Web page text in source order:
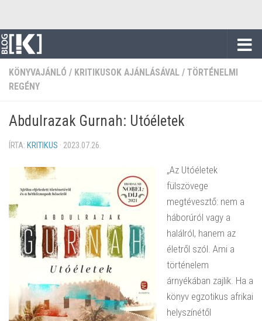
KÖNYVAJÁNLÓ / KRITIKUSOK AJÁNLÁSÁVAL / TÖRTÉNELMI
REGÉNY
Abdulrazak Gurnah: Utóéletek
ÍRTA: KRITIKUS · 2023.07.26.
„Az Utóéletek
fülszövege
megtévesztő: nem a
háborúról vagy a
halálról, hanem az
életről szól. Ami a
történelem
árnyékában zajlik. Ha a
könyv egzotikus afrikai
helyszínétől